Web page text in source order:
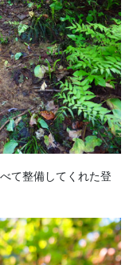
て整備してくれた登